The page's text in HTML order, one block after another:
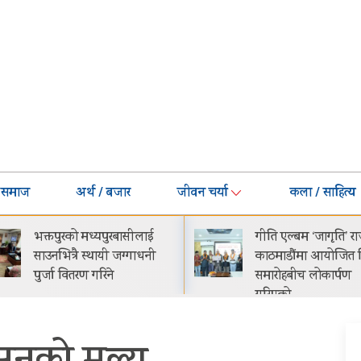
समाज अर्थ / बजार जीवन चर्या कला / साहित्य
गीति एल्बम ‘जागृति’ राजधानी
काठमाडौंमा आयोजित विशेष
समारोहबीच लोकार्पण
नेपालमा प्रोटोन इ.मास
सार्वजनिक सुरुवाती
२९.९९ लाख